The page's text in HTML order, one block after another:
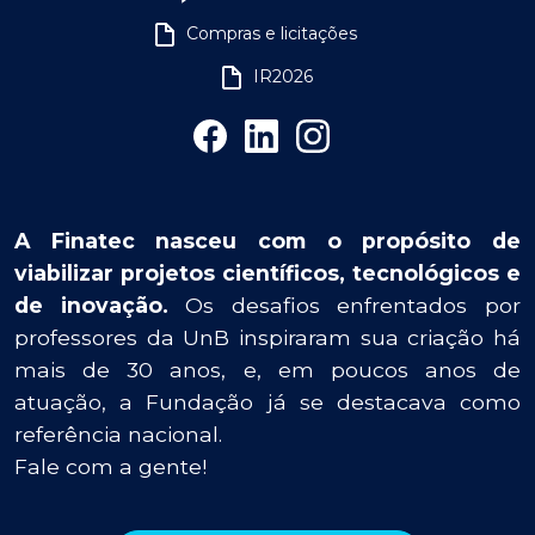
Compras e licitações
IR2026
A Finatec nasceu com o propósito de
viabilizar projetos científicos, tecnológicos e
de inovação. Os desafios enfrentados por
professores da UnB inspiraram sua criação há
mais de 30 anos, e, em poucos anos de
atuação, a Fundação já se destacava como
referência nacional.
Fale com a gente!